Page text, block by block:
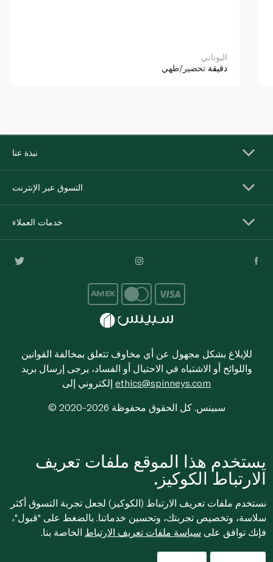
اليوناني
دقيقة تحضير/طهي
نبذة عنا
التسوق عبر الإنترنت
خدمات العملاء
للإبلاغ بشكل مجهول عن أي مخاوف تتعلق بمخالفة القوانين
واللوائح أو الاشتباه في الاحتيال أو الفساد، يرجى إرسال بريد
ethics@spinneys.com
© 2020-2026 سبينس. كل الحقوق محفوظة
يستخدم هذا الموقع ملفات تعريف
الارتباط الكوكيز.
نستخدم ملفات تعريف الارتباط (الكوكيز) لجعل تجربة التسوق أكثر
سلاسة، وتخصيص تجربتك، وتحسين خدماتنا. بالضغط على "قبول"،
فإنك توافق على سياسة ملفات تعريف الارتباط الخاصة بنا.